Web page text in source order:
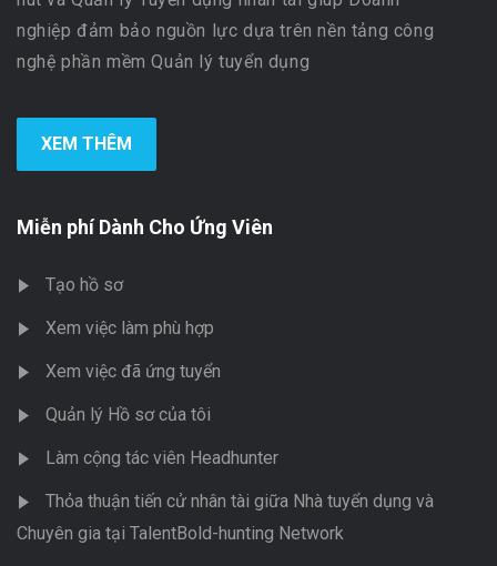
nghiệp đảm bảo nguồn lực dựa trên nền tảng công
nghệ phần mềm Quản lý tuyển dụng
XEM THÊM
Miễn phí Dành Cho Ứng Viên
Tạo hồ sơ
Xem việc làm phù hợp
Xem việc đã ứng tuyển
Quản lý Hồ sơ của tôi
Làm cộng tác viên Headhunter
Thỏa thuận tiến cử nhân tài giữa Nhà tuyển dụng và
Chuyên gia tại TalentBold-hunting Network